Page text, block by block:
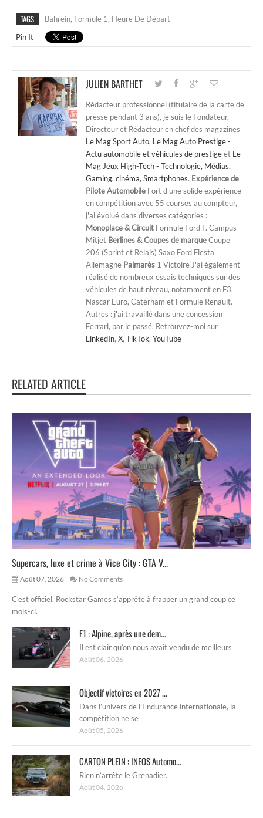
TAGS Bahrein, Formule 1, Heure De Départ
Pin It
JULIEN BARTHET
Rédacteur professionnel (titulaire de la carte de
presse pendant 3 ans), je suis le Fondateur,
Directeur et Rédacteur en chef des magazines
Le Mag Sport Auto, Le Mag Auto Prestige -
Actu automobile et véhicules de prestigeet Le
Mag Jeux High-Tech - Technologie, Médias,
Gaming, cinéma, Smartphones. Expérience de
Pilote Automobile Fort d'une solide expérience
en compétition avec 55 courses au compteur,
j'ai évolué dans diverses catégories :
Monoplace & Circuit Formule Ford F. Campus
Mitjet Berlines & Coupes de marqueCoupe
206 (Sprint et Relais) Saxo Ford Fiesta
Allemagne Palmarès 1 Victoire J'ai également
réalisé de nombreux essais techniques sur des
véhicules de haut niveau, notamment en F3,
Nascar Euro, Caterham et Formule Renault.
Autres : j'ai travaillé dans une concession
Ferrari, par le passé. Retrouvez-moi sur
LinkedIn, X, TikTok, YouTube
RELATED ARTICLE
Supercars, luxe et crime à Vice City : GTA V...
Août 07, 2026 No Comments
C’est officiel, Rockstar Games s’apprête à frapper un grand coup ce
mois-ci.
F1 : Alpine, après une dem...
Il est clair qu’on nous avait vendu de meilleurs
Août 06, 2026
Objectif victoires en 2027 ...
Dans l’univers de l’Endurance internationale, la
compétition ne se
Août 05, 2026
CARTON PLEIN : INEOS Automo...
Rien n’arrête le Grenadier.
Août 04, 2026